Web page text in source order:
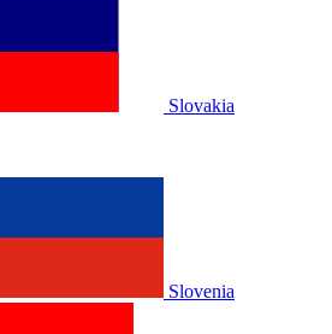
Slovakia
Slovenia